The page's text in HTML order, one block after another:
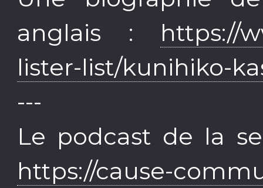
anglais : https://
lister-list/kunihiko-
---
Le podcast de la
https://cause-